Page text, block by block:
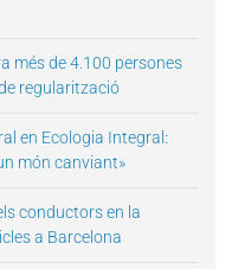
més de 4.100 persones
regularització
en Ecologia Integral:
món canviant»
conductors en la
a Barcelona